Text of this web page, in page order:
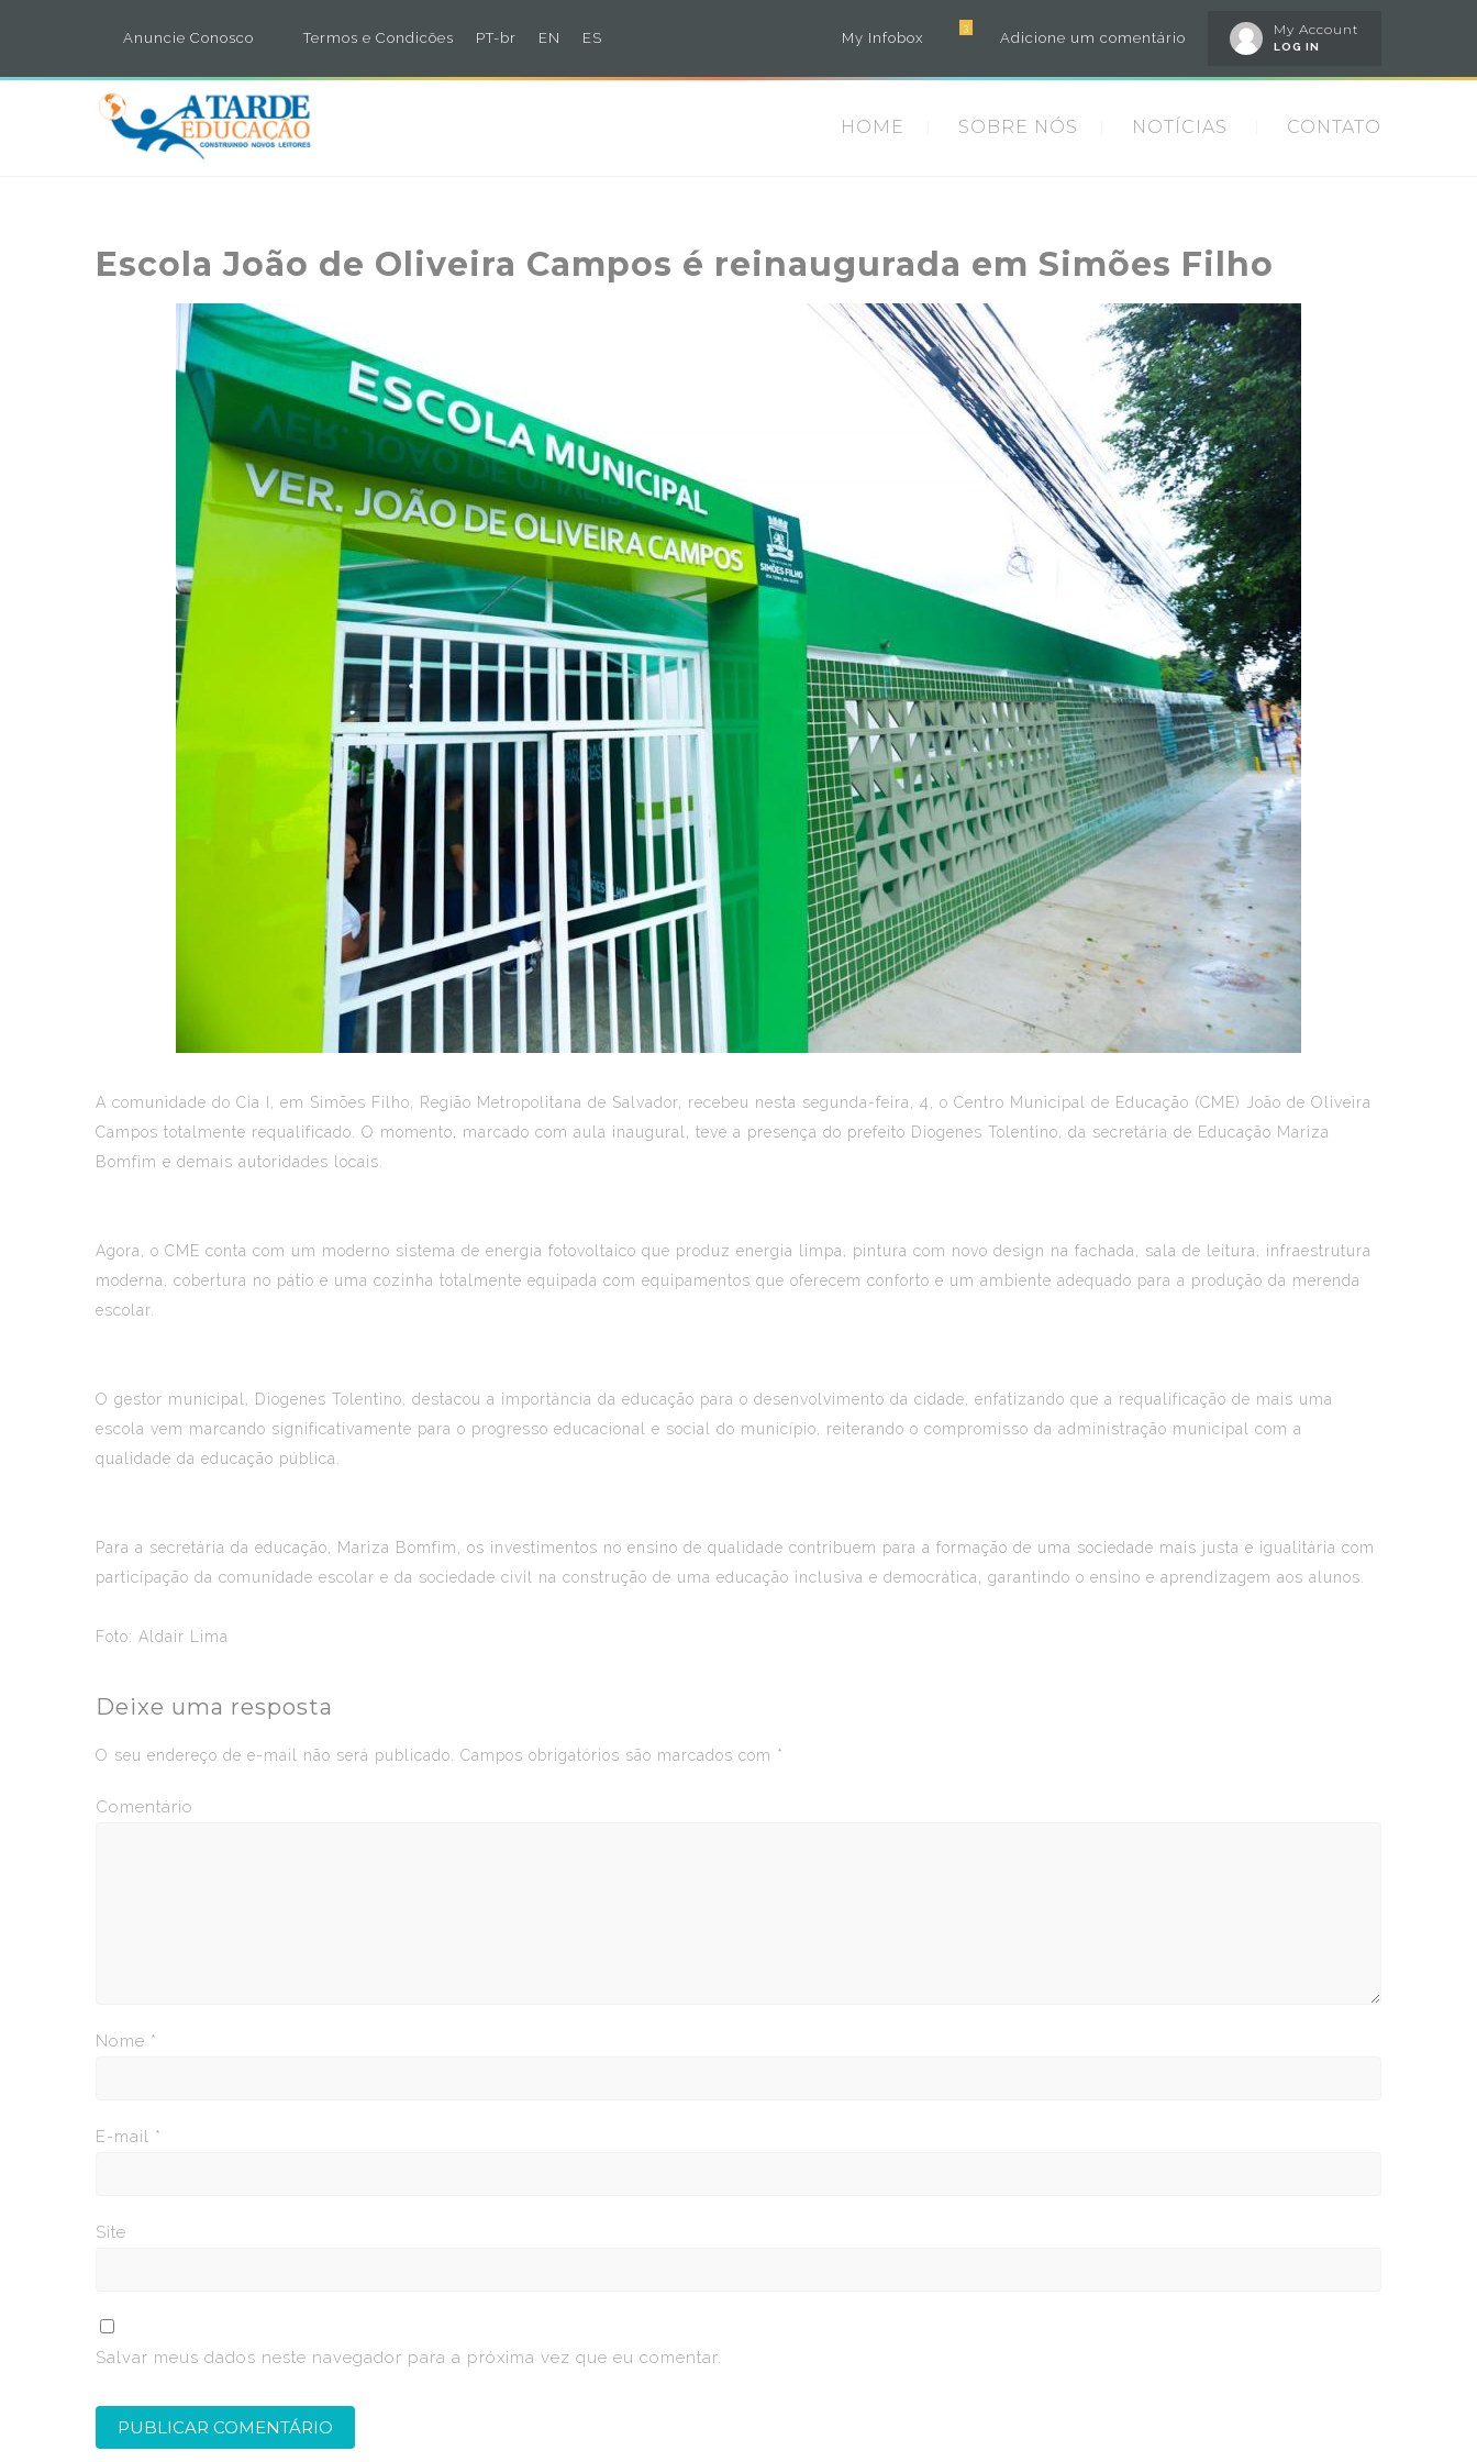
Anuncie Conosco Termos e Condicões PT-br EN ES
My Account
LOG IN
Adicione um comentário
3
My Infobox
HOME SOBRE NÓS NOTÍCIAS CONTATO
Escola João de Oliveira Campos é reinaugurada em Simões Filho
A comunidade do Cia I, em Simões Filho, Região Metropolitana de Salvador, recebeu nesta segunda-feira, 4, o Centro Municipal de Educação (CME) João de Oliveira
Campos totalmente requalificado. O momento, marcado com aula inaugural, teve a presença do prefeito Diogenes Tolentino, da secretária de Educação Mariza
Bomfim e demais autoridades locais.
Agora, o CME conta com um moderno sistema de energia fotovoltaico que produz energia limpa, pintura com novo design na fachada, sala de leitura, infraestrutura
moderna, cobertura no pátio e uma cozinha totalmente equipada com equipamentos que oferecem conforto e um ambiente adequado para a produção da merenda
escolar.
O gestor municipal, Diogenes Tolentino, destacou a importância da educação para o desenvolvimento da cidade, enfatizando que a requalificação de mais uma
escola vem marcando significativamente para o progresso educacional e social do município, reiterando o compromisso da administração municipal com a
qualidade da educação pública.
Para a secretária da educação, Mariza Bomfim, os investimentos no ensino de qualidade contribuem para a formação de uma sociedade mais justa e igualitária com
participação da comunidade escolar e da sociedade civil na construção de uma educação inclusiva e democrática, garantindo o ensino e aprendizagem aos alunos.
Foto: Aldair Lima
Deixe uma resposta
O seu endereço de e-mail não será publicado. Campos obrigatórios são marcados com *
Comentário
Nome *
E-mail *
Site
Salvar meus dados neste navegador para a próxima vez que eu comentar.